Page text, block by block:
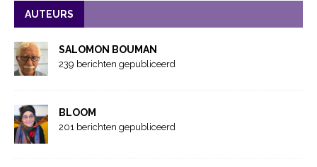
AUTEURS
SALOMON BOUMAN
239 berichten gepubliceerd
BLOOM
201 berichten gepubliceerd